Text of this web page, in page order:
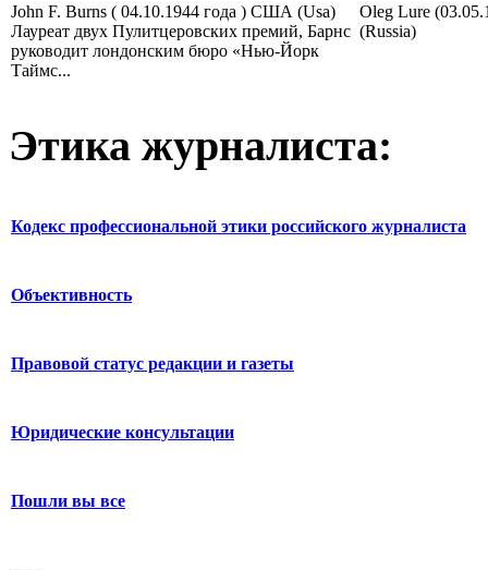
John F. Burns ( 04.10.1944 года ) США (Usa)
Лауреат двух Пулитцеровских премий, Барнс
руководит лондонским бюро «Нью-Йорк
Таймс...
Oleg Lure
(Russia)
Этика журналиста:
Кодекс профессиональной этики российского журналиста
Объективность
Правовой статус редакции и газеты
Юридические консультации
Пошли вы все